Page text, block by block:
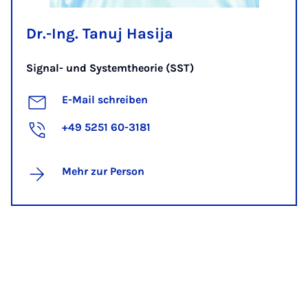
Dr.-Ing. Tanuj Hasija
Signal- und Systemtheorie (SST)
E-Mail schreiben
+49 5251 60-3181
Mehr zur Person